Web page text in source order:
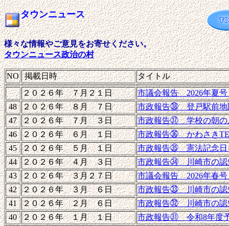
タウンニュース
様々な情報やご意見をお寄せください。
タウンニュース政治の村
NO 掲載日時
タイトル
２０２６年 ７月２１日
市議会報告 2026年夏
48
２０２６年 ８月 ７日
市政報告㊳ 登戸駅前地
47
２０２６年 ７月 ３日
市政報告㊲ 学校の朝の
46
２０２６年 ６月 １日
市政報告㊱ かわさき
45
２０２６年 ５月 １日
市政報告㉟ 憲法記念日
44
２０２６年 ４月 ３日
市政報告㉞ 川崎市の
43
２０２６年 ３月２７日
市議会報告 2026年春
42
２０２６年 ３月 ６日
市政報告㉝ 川崎市の
41
２０２６年 ２月 ６日
市政報告㉜ 川崎市の認
40
２０２６年 １月 １日 市政報告㉛ 令和8年度